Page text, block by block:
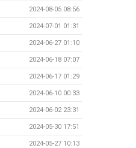
2024-08-05 08:56
2024-07-01 01:31
2024-06-27 01:10
2024-06-18 07:07
2024-06-17 01:29
2024-06-10 00:33
2024-06-02 23:31
2024-05-30 17:51
2024-05-27 10:13